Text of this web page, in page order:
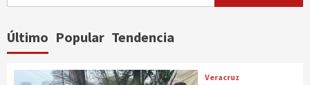
Último Popular Tendencia
Veracruz